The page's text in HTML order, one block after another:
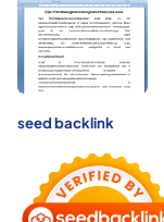
seed backlink